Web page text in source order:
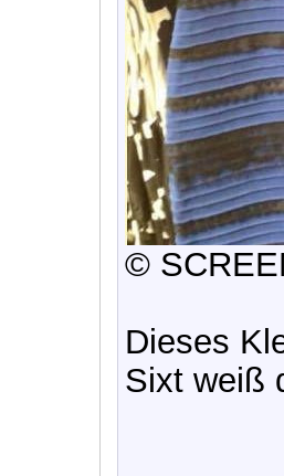
©
Dieses
Sixt weiß